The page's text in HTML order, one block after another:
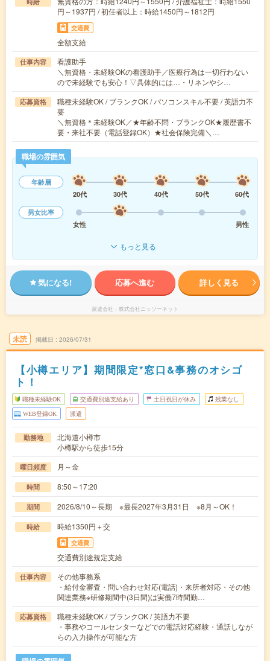
円～1937円 / 初任者以上：時給1450円～1812円
交通費
全額支給
仕事内容
看護助手
＼無資格・未経験OKの看護助手／医療行為は一切行わない
ので未経験でも安心！▽具体的には…・リネンやシ…
応募資格
職種未経験OK / ブランクOK / パソコンスキル不要 / 英語力不
要
＼無資格＊未経験OK／★年齢不問・ブランクOK★履歴書不
要・来社不要（電話登録OK）★社会保険完備＼…
職場の雰囲気
年齢層
20代
30代 40代 50代
60代
男女比率
女性
男性
もっと見る
気になる! 応募へ進む 詳しく見る
派遣会社 株式会社ニッソーネット
未読 掲載日 2026/07/31
【小樽エリア】期間限定*窓口&事務のオシゴ
ト！
職種未経験OK 交通費別途支給あり 土日祝日が休み 残業なし
WEB登録OK 派遣
勤務地
北海道小樽市
小樽駅から徒歩15分
曜日頻度 月～金
時間 8:50～17:20
期間 2026/8/10～長期 ※最長2027年3月31日 ※8月～OK！
時給 時給1350円＋交
交通費
交通費別途規定支給
仕事内容
その他事務系
・給付金審査・問い合わせ対応(電話)・来所者対応・その他
関連業務※研修期間中(3日間)は実働7時間勤…
応募資格
職種未経験OK / ブランクOK / 英語力不要
・事務やコールセンターなどでの電話対応経験・通話しなが
らの入力操作が可能な方